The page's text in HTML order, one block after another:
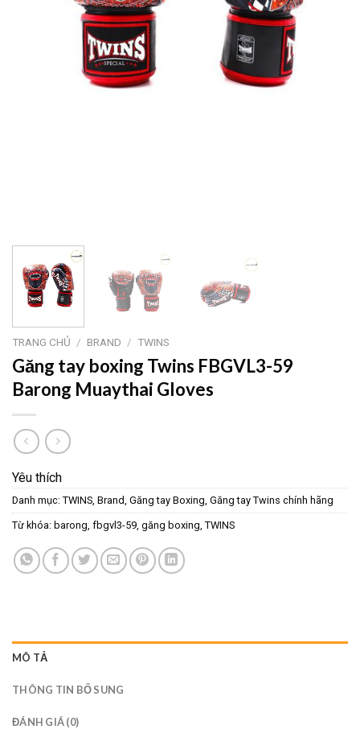
TRANG CHỦ / BRAND / TWINS
Găng tay boxing Twins FBGVL3-59
Barong Muaythai Gloves
Yêu thích
Danh mục: TWINS Brand Găng tay Boxing Găng tay Twins chính hãng
Từ khóa: barong fbgvl3-59 găng boxing TWINS
MÔ TẢ
THÔNG TIN BỔ SUNG
ĐÁNH GIÁ (0)